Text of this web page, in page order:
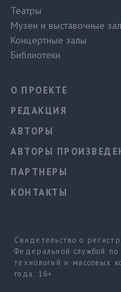
Театры
Музеи и выставочные
Концертные залы
Библиотеки
О ПРОЕКТЕ
РЕДАКЦИЯ
АВТОРЫ
АВТОРЫ
ПАРТНЕРЫ
КОНТАКТЫ
Свидетельство о
Федеральной службой
технологий и массовых
года. 16+